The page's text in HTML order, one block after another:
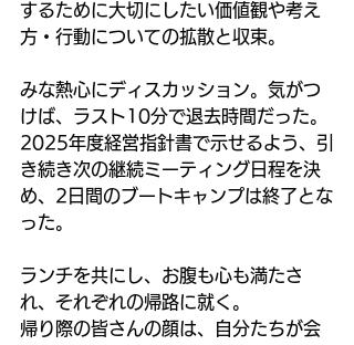
するために大切にしたい価値観や考え
方・行動についての拡散と収束。
みな熱心にディスカッション。気がつ
けば、ラスト10分で退去時間だった。
2025年度経営指針書で示せるよう、引
き続き次の継続ミーティング日程を決
め、2日間のブートキャンプは終了とな
った。
ランチを共にし、お腹も心も満たさ
れ、それぞれの帰路に就く。
帰り際の皆さんの顔は、自分たちが会